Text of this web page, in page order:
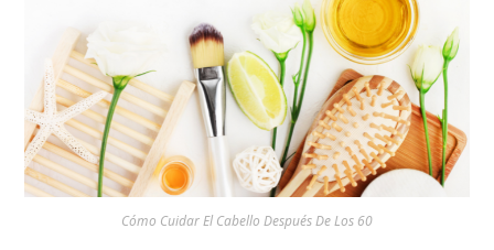
Cómo Cuidar El Cabello Después De Los 60